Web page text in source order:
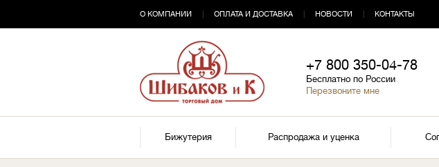
О КОМПАНИИ ОПЛАТА И ДОСТАВКА НОВОСТИ КОНТАКТЫ
+7 800 350-04-78
Бесплатно по России
Перезвоните мне
Бижутерия Распродажа и уценка